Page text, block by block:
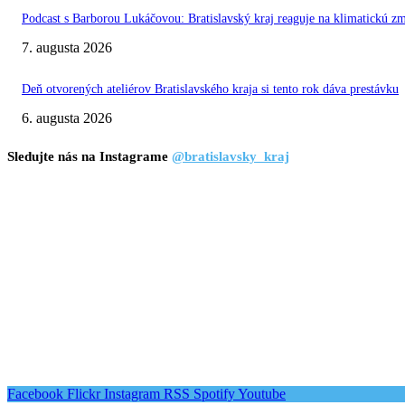
Podcast s Barborou Lukáčovou: Bratislavský kraj reaguje na klimatickú
7. augusta 2026
Deň otvorených ateliérov Bratislavského kraja si tento rok dáva prestávku
6. augusta 2026
Sledujte nás na Instagrame @bratislavsky_kraj
Facebook Flickr Instagram RSS SpotifyYoutube